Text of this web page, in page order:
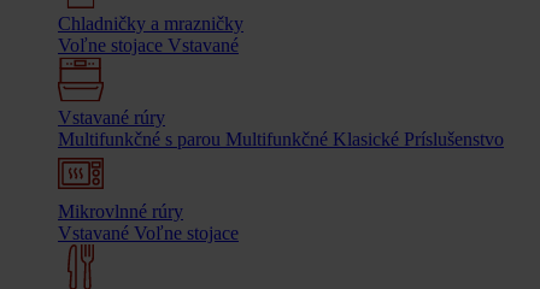
Chladničky a mrazničky
Voľne stojace Vstavané
Vstavané rúry
Multifunkčné s parou Multifunkčné Klasické Príslušenstvo
Mikrovlnné rúry
Vstavané Voľne stojace